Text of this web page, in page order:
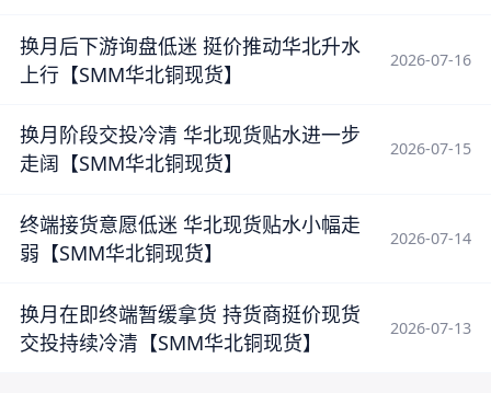
换月后下游询盘低迷 挺价推动华北升水
上行【SMM华北铜现货】
2026-07-16
换月阶段交投冷清 华北现货贴水进一步
走阔【SMM华北铜现货】
2026-07-15
终端接货意愿低迷 华北现货贴水小幅走
弱【SMM华北铜现货】
2026-07-14
换月在即终端暂缓拿货 持货商挺价现货
交投持续冷清【SMM华北铜现货】
2026-07-13